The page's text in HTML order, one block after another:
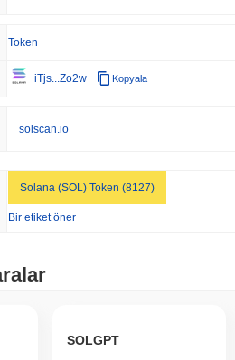
Token
iTjs...Zo2w Kopyala
solscan.io
Solana (SOL) Token (8127)
Bir etiket öner
SOLGPT